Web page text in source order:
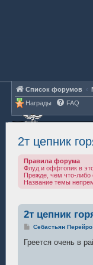
Список форумов
Награды
FAQ
2т цепник
Правила форума
Флуд и оффтопик в
Прежде, чем что-либо
Название темы
2т цепник
С
о
Себастьян Перейро
Греется очень в